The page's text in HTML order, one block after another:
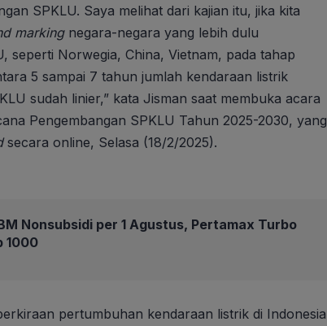
SPKLU. Saya melihat dari kajian itu, jika kita
markingnegara-negara yang lebih dulu
seperti Norwegia, China, Vietnam, pada tahap
5 sampai 7 tahun jumlah kendaraan listrik
sudah linier,” kata Jisman saat membuka acara
Pengembangan SPKLU Tahun 2025-2030, yang
secara online, Selasa (18/2/2025).
Nonsubsidi per 1 Agustus, Pertamax Turbo
1000
pertumbuhan kendaraan listrik di Indonesia